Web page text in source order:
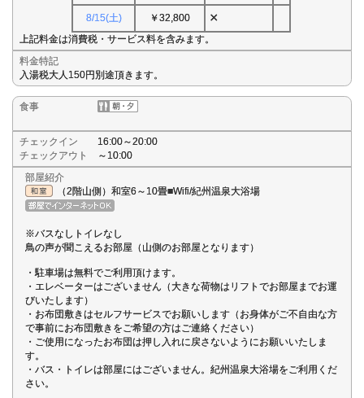
8/15(土) ￥32,800 ×
上記料金は消費税・サービス料を含みます。
料金特記
入湯税大人150円別途頂きます。
食事
チェックイン
16:00～20:00
チェックアウト
～10:00
部屋紹介
（2階山側）和室6～10畳■Wifi/紀州温泉大浴場
※バスなしトイレなし
鳥の声が聞こえるお部屋（山側のお部屋となります）
・駐車場は無料でご利用頂けます。
・エレベーターはございません（大きな荷物はリフトでお部屋までお運
びいたします）
・お布団敷きはセルフサービスでお願いします（お身体がご不自由な方
で事前にお布団敷きをご希望の方はご連絡ください）
・ご使用になったお布団は押し入れに戻さないようにお願いいたしま
す。
・バス・トイレは部屋にはございません。紀州温泉大浴場をご利用くだ
さい。